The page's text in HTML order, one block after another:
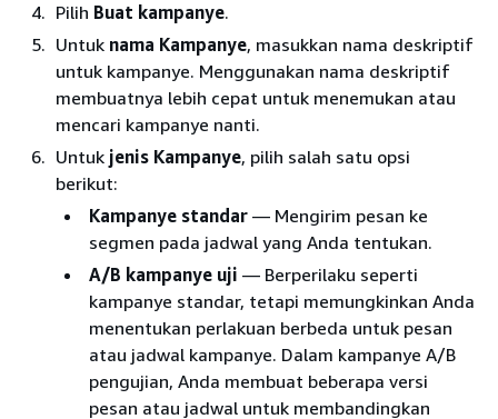
Pilih Buat kampanye.
Untuk nama Kampanye, masukkan nama deskriptif
untuk kampanye. Menggunakan nama deskriptif
membuatnya lebih cepat untuk menemukan atau
mencari kampanye nanti.
Untuk jenis Kampanye, pilih salah satu opsi
berikut:
Kampanye standar — Mengirim pesan ke
segmen pada jadwal yang Anda tentukan.
A/B kampanye uji — Berperilaku seperti
kampanye standar, tetapi memungkinkan Anda
menentukan perlakuan berbeda untuk pesan
atau jadwal kampanye. Dalam kampanye A/B
pengujian, Anda membuat beberapa versi
pesan atau jadwal untuk membandingkan